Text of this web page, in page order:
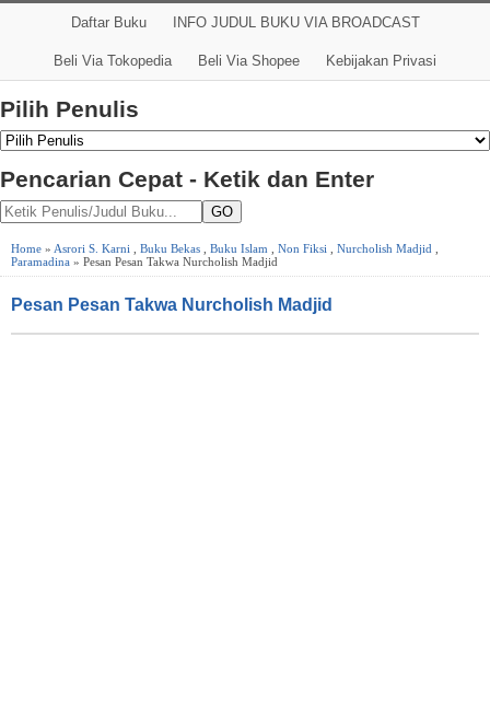
Daftar Buku INFO JUDUL BUKU VIA BROADCAST
Beli Via Tokopedia Beli Via Shopee Kebijakan Privasi
Pilih Penulis
Pencarian Cepat - Ketik dan Enter
GO
Home » Asrori S. Karni Buku Bekas Buku Islam Non Fiksi Nurcholish Madjid
Paramadina » Pesan Pesan Takwa Nurcholish Madjid
Pesan Pesan Takwa Nurcholish Madjid